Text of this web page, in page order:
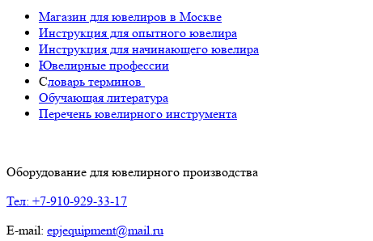
Магазин для ювелиров в Москве
Инструкция для опытного ювелира
Инструкция для начинающего ювелира
Ювелирные профессии
Словарь терминов
Обучающая литература
Перечень ювелирного инструмента
Оборудование для ювелирного производства
Тел: +7-910-929-33-17
E-mail: epjequipment@mail.ru